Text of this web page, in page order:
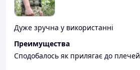
Дуже зручна у використанні
Преимущества
Сподобалось як прилягає до плечей